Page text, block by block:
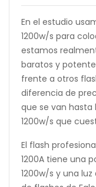
En el estudio
1200w/s para
estamos
baratos y
frente a otros
diferencia de
que se van
1200w/s que
El flash
1200A tiene una
1200w/s y una